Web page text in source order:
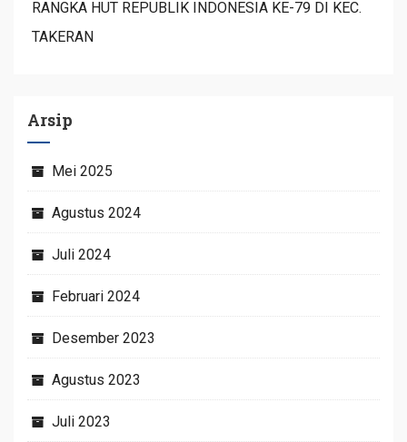
RANGKA HUT REPUBLIK INDONESIA KE-79 DI KEC.
TAKERAN
Arsip
Mei 2025
Agustus 2024
Juli 2024
Februari 2024
Desember 2023
Agustus 2023
Juli 2023